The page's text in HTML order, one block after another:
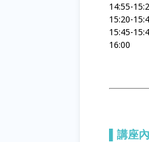
14:55-
15:20-
15:45-
16:00
講座